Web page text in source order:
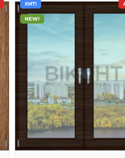
ХИТ!
NEW!